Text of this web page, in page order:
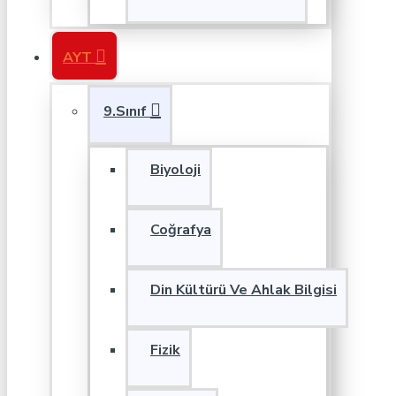
AYT
9.Sınıf
Biyoloji
Coğrafya
Din Kültürü Ve Ahlak Bilgisi
Fizik